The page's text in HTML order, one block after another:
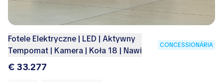
Fotele Elektryczne | LED | Aktywny
Tempomat | Kamera | Koła 18 | Nawi
CONCESSIONÁRIA
€ 33.277